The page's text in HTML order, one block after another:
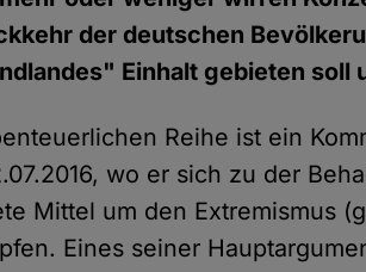
der deutschen
Einhalt gebieten soll
Reihe ist ein
wo er sich zu der
Mittel um den Extremismus
Eines seiner